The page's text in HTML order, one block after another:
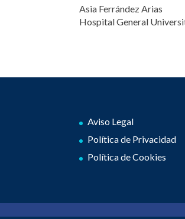
Asia Ferrández Arias
Hospital General
Aviso Legal
Política de Privacidad
Política de Cookies